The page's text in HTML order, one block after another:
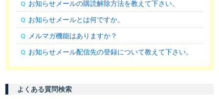
お知らせメールの購読解除方法を教えて下さい。
お知らせメールとは何ですか。
メルマガ機能はありますか？
お知らせメール配信先の登録について教えて下さい。
よくある質問検索